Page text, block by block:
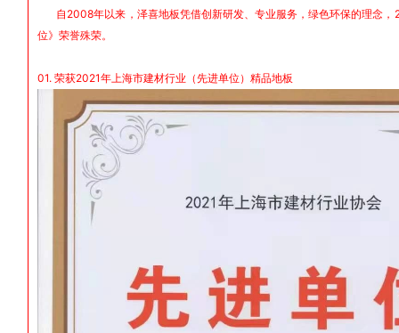
自2008年以来，泽喜地板凭借创新研发、专业服务，绿色环保的理念，
位》荣誉殊荣。
01. 荣获2021年上海市建材行业（先进单位）精品地板